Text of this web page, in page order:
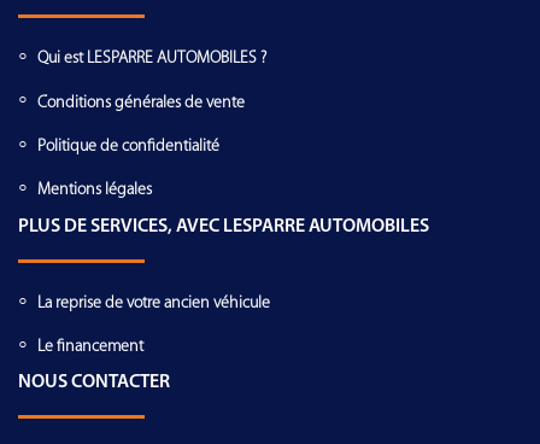
Qui est LESPARRE AUTOMOBILES ?
Conditions générales de vente
Politique de confidentialité
Mentions légales
PLUS DE SERVICES, AVEC LESPARRE AUTOMOBILES
La reprise de votre ancien véhicule
Le financement
NOUS CONTACTER